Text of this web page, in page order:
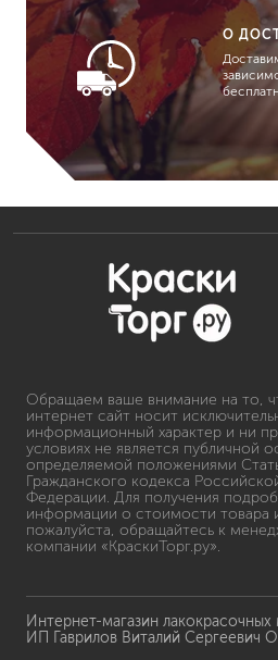
О
Обращаем ваше внимание на то,
интернет сайт носит
информационный характер и ни
условиях не является публичной
определяемой положениями
Гражданского кодекса
Федерации. Для получения
информации о стоимости товара
пожалуйста, обращайтесь к
компании «КраскиТорг.ру».
Интернет-магазин
ИП Гаврилов Виталий